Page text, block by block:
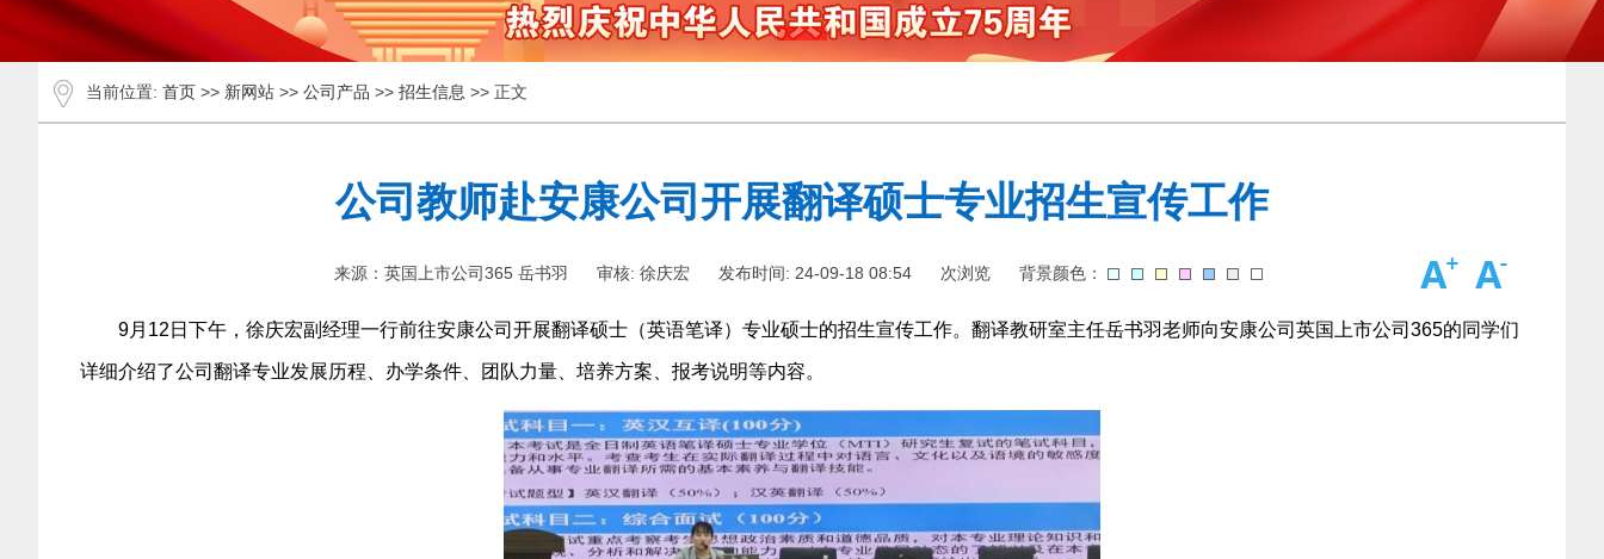
当前位置: 首页 >> 新网站 >> 公司产品 >> 招生信息 >> 正文
公司教师赴安康公司开展翻译硕士专业招生宣传工作
来源：英国上市公司365 岳书羽 审核: 徐庆宏 发布时间: 24-09-18 08:54 次浏览 背景颜色：
9月12日下午，徐庆宏副经理一行前往安康公司开展翻译硕士（英语笔译）专业硕士的招生宣传工作。翻译教研室主任岳书羽老师向安康公司英国上市公司365的同学们
详细介绍了公司翻译专业发展历程、办学条件、团队力量、培养方案、报考说明等内容。